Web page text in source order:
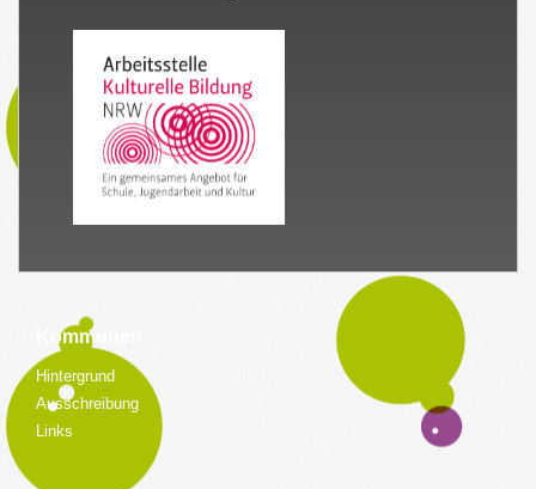
Kommunen
Hintergrund
Ausschreibung
Links